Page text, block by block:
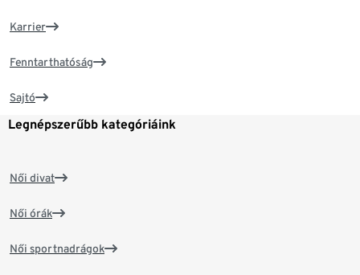
Karrier
Fenntarthatóság
Sajtó
Legnépszerűbb kategóriáink
Női divat
Női órák
Női sportnadrágok